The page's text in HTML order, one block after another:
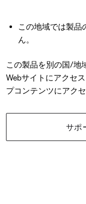
この地域では製品
ん。
この製品を別の国/地
Webサイトにアクセ
プコンテンツにアク
サポ